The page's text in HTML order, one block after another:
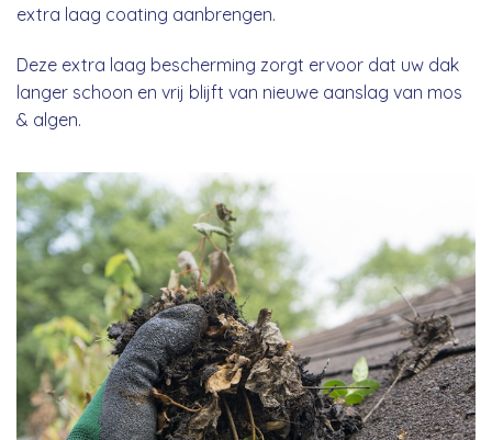
extra laag coating aanbrengen.
Deze extra laag bescherming zorgt ervoor dat uw dak
langer schoon en vrij blijft van nieuwe aanslag van mos
& algen.